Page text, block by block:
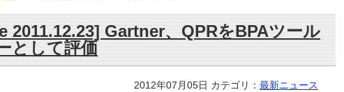
2011.12.23] Gartner、QPRをBPAツール
として評価
2012年07月05日 カテゴリ： 最新ニュース